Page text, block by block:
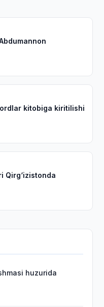
kitobiga kiritilishi
Qirg‘izistonda
huzurida